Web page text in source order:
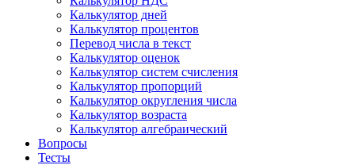
Калькулятор дней
Калькулятор процентов
Перевод числа в текст
Калькулятор оценок
Калькулятор систем счисления
Калькулятор пропорций
Калькулятор округления числа
Калькулятор возраста
Калькулятор алгебраический
Вопросы
Тесты